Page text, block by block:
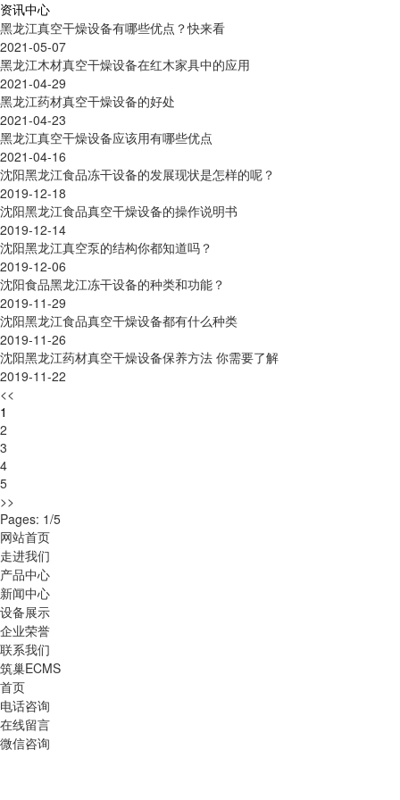
资讯中心
黑龙江真空干燥设备有哪些优点？快来看
2021-05-07
黑龙江木材真空干燥设备在红木家具中的应用
2021-04-29
黑龙江药材真空干燥设备的好处
2021-04-23
黑龙江真空干燥设备应该用有哪些优点
2021-04-16
沈阳黑龙江食品冻干设备的发展现状是怎样的呢？
2019-12-18
沈阳黑龙江食品真空干燥设备的操作说明书
2019-12-14
沈阳黑龙江真空泵的结构你都知道吗？
2019-12-06
沈阳食品黑龙江冻干设备的种类和功能？
2019-11-29
沈阳黑龙江食品真空干燥设备都有什么种类
2019-11-26
沈阳黑龙江药材真空干燥设备保养方法 你需要了解
2019-11-22
<<
1
2
3
4
5
>>
Pages: 1/5
网站首页
走进我们
产品中心
新闻中心
设备展示
企业荣誉
联系我们
筑巢ECMS
首页
电话咨询
在线留言
微信咨询